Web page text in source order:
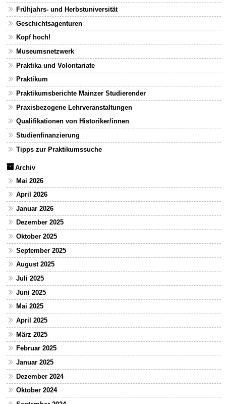
Frühjahrs- und Herbstuniversität
Geschichtsagenturen
Kopf hoch!
Museumsnetzwerk
Praktika und Volontariate
Praktikum
Praktikumsberichte Mainzer Studierender
Praxisbezogene Lehrveranstaltungen
Qualifikationen von Historiker/innen
Studienfinanzierung
Tipps zur Praktikumssuche
Archiv
Mai 2026
April 2026
Januar 2026
Dezember 2025
Oktober 2025
September 2025
August 2025
Juli 2025
Juni 2025
Mai 2025
April 2025
März 2025
Februar 2025
Januar 2025
Dezember 2024
Oktober 2024